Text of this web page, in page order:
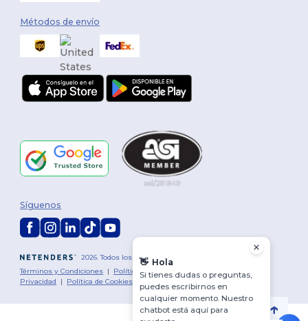
Métodos de envío
2026. Todos los derechos reservados
Términos y Condiciones | Política de personalización
Política de
Privacidad | Política de Cookies
Síguenos
👋 Hola
Si tienes dudas o preguntas,
puedes escribirnos en
cualquier momento. Nuestro
chatbot está aquí para